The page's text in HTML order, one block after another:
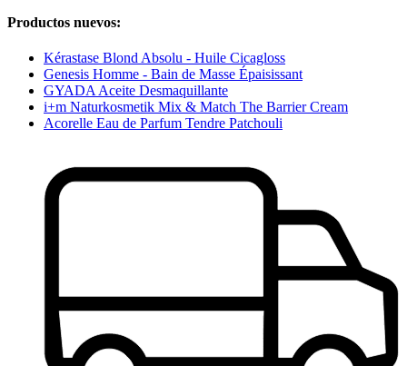
Productos nuevos:
Kérastase Blond Absolu - Huile Cicagloss
Genesis Homme - Bain de Masse Épaisissant
GYADA Aceite Desmaquillante
i+m Naturkosmetik Mix & Match The Barrier Cream
Acorelle Eau de Parfum Tendre Patchouli